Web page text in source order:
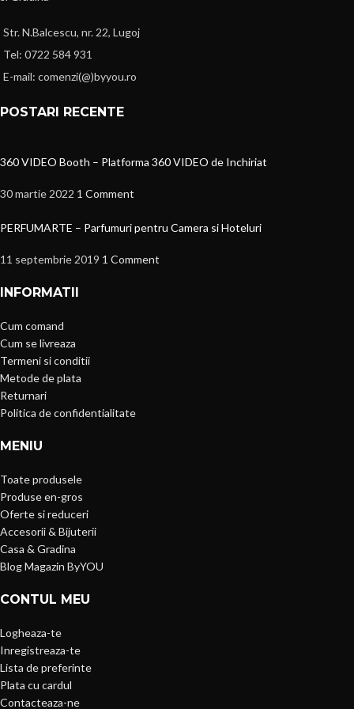
Str. N.Balcescu, nr. 22, Lugoj
Tel: 0722 584 931
E-mail: comenzi(@)byyou.ro
POSTARI RECENTE
360 VIDEO Booth – Platforma 360 VIDEO de Inchiriat
30 martie 2022 1 Comment
PERFUMARTE – Parfumuri pentru Camera si Hoteluri
11 septembrie 2019 1 Comment
INFORMATII
Cum comand
Cum se livreaza
Termeni si conditii
Metode de plata
Returnari
Politica de confidentialitate
MENIU
Toate produsele
Produse en-gros
Oferte si reduceri
Accesorii & Bijuterii
Casa & Gradina
Blog Magazin ByYOU
CONTUL MEU
Logheaza-te
Inregistreaza-te
Lista de preferinte
Plata cu cardul
Contacteaza-ne